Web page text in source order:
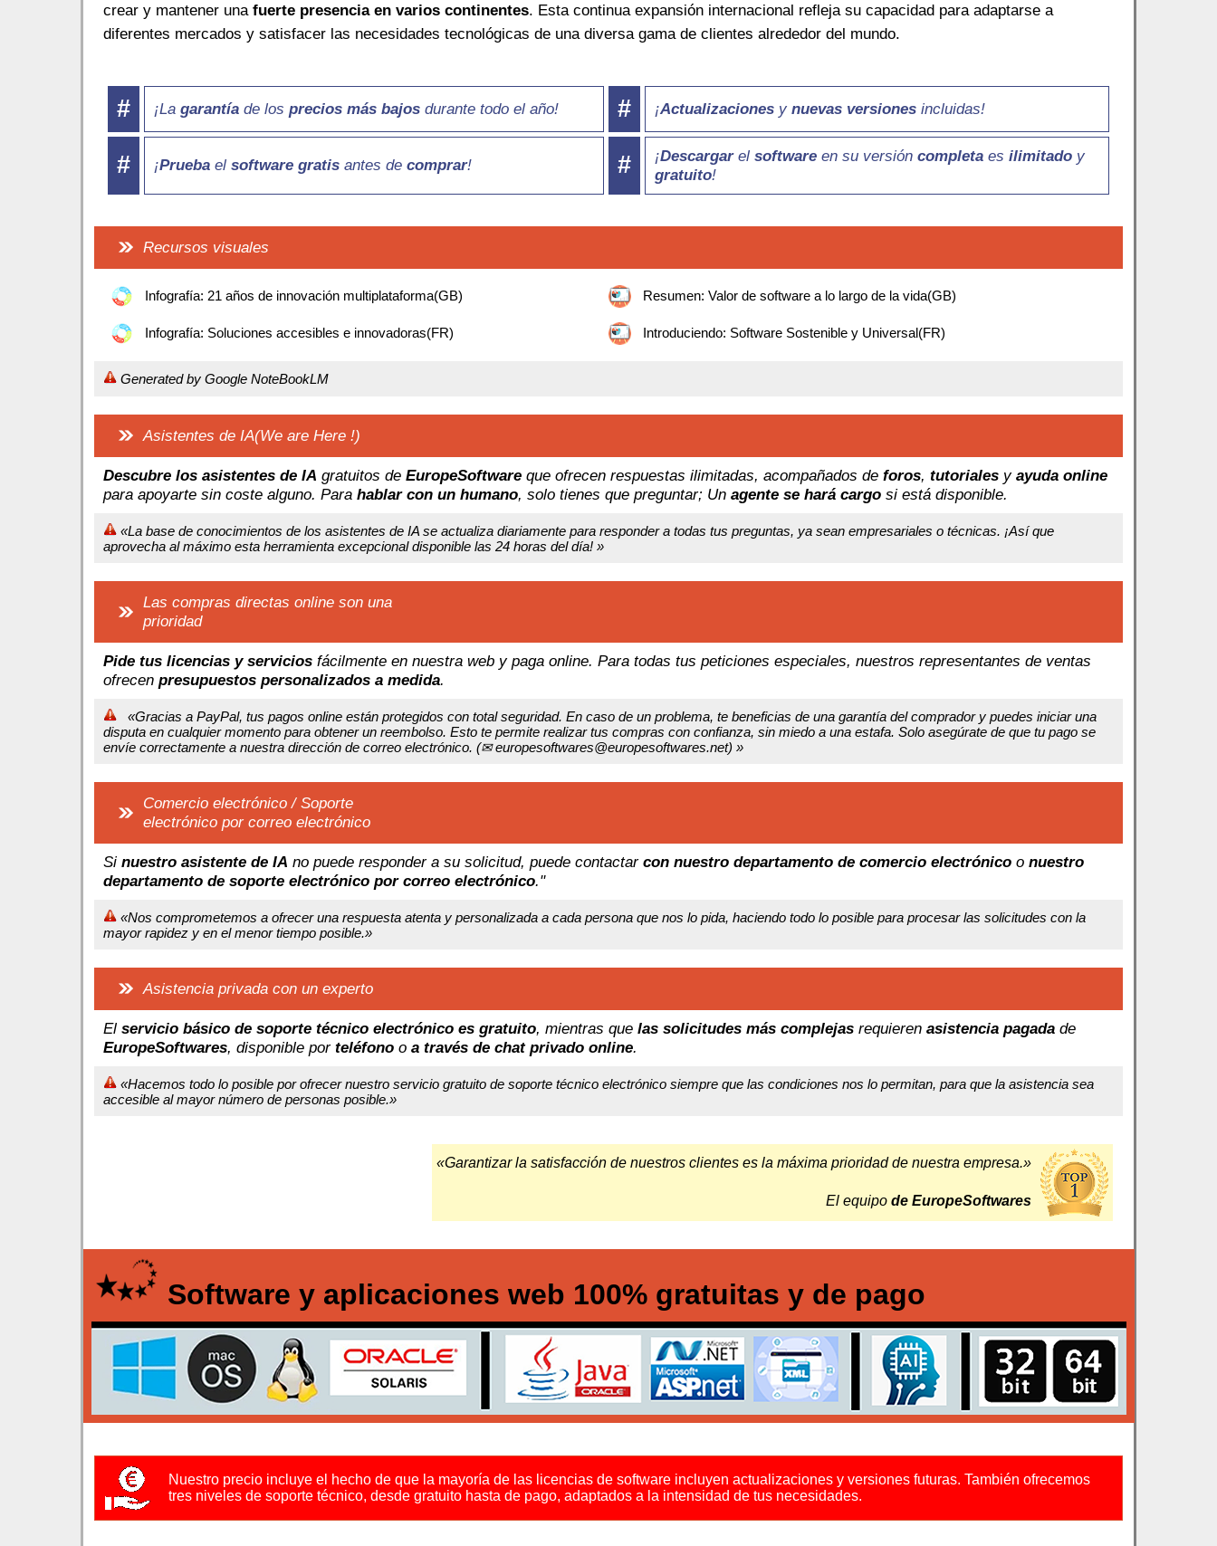
crear y mantener una fuerte presencia en varios continentes. Esta continua expansión internacional refleja su capacidad para adaptarse a
diferentes mercados y satisfacer las necesidades tecnológicas de una diversa gama de clientes alrededor del mundo.
# ¡La garantía de los precios más bajos durante todo el año! # ¡Actualizaciones y nuevas versiones incluidas!
# ¡Prueba el software gratis antes de comprar! # ¡Descargarel software en su versión completa es ilimitado y
gratuito!
Recursos visuales
Infografía: 21 años de innovación multiplataforma(GB) Resumen: Valor de software a lo largo de la vida(GB)
Infografía: Soluciones accesibles e innovadoras(FR) Introduciendo: Software Sostenible y Universal(FR)
Generated by Google NoteBookLM
Asistentes de IA(We are Here !)
Descubre los asistentes de IA gratuitos de EuropeSoftware que ofrecen respuestas ilimitadas, acompañados de foros, tutoriales y ayuda online
para apoyarte sin coste alguno. Para hablar con un humano, solo tienes que preguntar; Un agente se hará cargo si está disponible.
«La base de conocimientos de los asistentes de IA se actualiza diariamente para responder a todas tus preguntas, ya sean empresariales o técnicas. ¡Así que
aprovecha al máximo esta herramienta excepcional disponible las 24 horas del día! »
Las compras directas online son una
prioridad
Pide tus licencias y servicios fácilmente en nuestra web y paga online. Para todas tus peticiones especiales, nuestros representantes de ventas
ofrecen presupuestos personalizados a medida.
«Gracias a PayPal, tus pagos online están protegidos con total seguridad. En caso de un problema, te beneficias de una garantía del comprador y puedes iniciar una
disputa en cualquier momento para obtener un reembolso. Esto te permite realizar tus compras con confianza, sin miedo a una estafa. Solo asegúrate de que tu pago se
envíe correctamente a nuestra dirección de correo electrónico. (✉ europesoftwares@europesoftwares.net) »
Comercio electrónico / Soporte
electrónico por correo electrónico
Si nuestro asistente de IA no puede responder a su solicitud, puede contactar con nuestro departamento de comercio electrónico o nuestro
departamento de soporte electrónico por correo electrónico."
«Nos comprometemos a ofrecer una respuesta atenta y personalizada a cada persona que nos lo pida, haciendo todo lo posible para procesar las solicitudes con la
mayor rapidez y en el menor tiempo posible.»
Asistencia privada con un experto
El servicio básico de soporte técnico electrónico es gratuito, mientras que las solicitudes más complejas requieren asistencia pagada de
EuropeSoftwares, disponible por teléfono o a través de chat privado online.
«Hacemos todo lo posible por ofrecer nuestro servicio gratuito de soporte técnico electrónico siempre que las condiciones nos lo permitan, para que la asistencia sea
accesible al mayor número de personas posible.»
«Garantizar la satisfacción de nuestros clientes es la máxima prioridad de nuestra empresa.»
El equipo de EuropeSoftwares
Software y aplicaciones web 100% gratuitas y de pago
Nuestro precio incluye el hecho de que la mayoría de las licencias de software incluyen actualizaciones y versiones futuras. También ofrecemos
tres niveles de soporte técnico, desde gratuito hasta de pago, adaptados a la intensidad de tus necesidades.